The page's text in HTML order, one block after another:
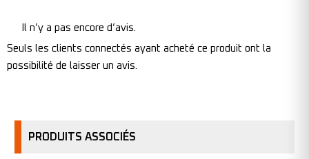
Il n’y a pas encore d’avis.
Seuls les clients connectés ayant acheté ce produit ont la
possibilité de laisser un avis.
PRODUITS ASSOCIÉS